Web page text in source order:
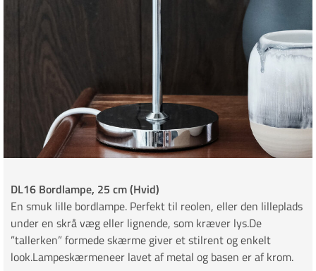
DL16 Bordlampe, 25 cm (Hvid)
En smuk lille bordlampe. Perfekt til reolen, eller den lilleplads
under en skrå væg eller lignende, som kræver lys.De
”tallerken” formede skærme giver et stilrent og enkelt
look.Lampeskærmeneer lavet af metal og basen er af krom.